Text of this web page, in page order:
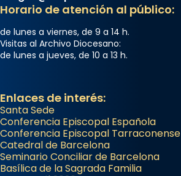
Horario de atención al público:
de lunes a viernes, de 9 a 14 h.
Visitas al Archivo Diocesano:
de lunes a jueves, de 10 a 13 h.
Enlaces de interés:
Santa Sede
Conferencia Episcopal Española
Conferencia Episcopal Tarraconense
Catedral de Barcelona
Seminario Conciliar de Barcelona
Basílica de la Sagrada Familia